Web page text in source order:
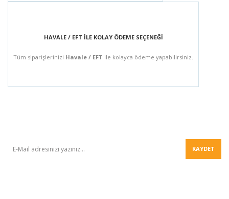
HAVALE / EFT İLE KOLAY ÖDEME SEÇENEĞİ
Tüm siparişlerinizi Havale / EFT ile kolayca ödeme yapabilirsiniz.
KAYDET